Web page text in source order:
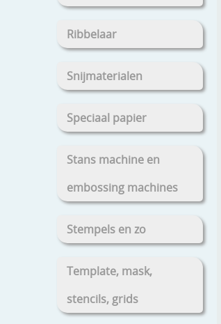
Ribbelaar
Snijmaterialen
Speciaal papier
Stans machine en
embossing machines
Stempels en zo
Template, mask,
stencils, grids